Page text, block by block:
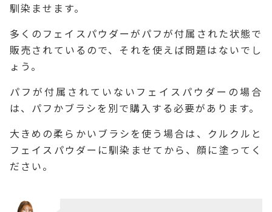
馴染ませます。
多くのフェイスパウダーがパフが付属された状態で
販売されているので、それを使えば問題はないでし
ょう。
パフが付属されていないフェイスパウダーの場合
は、パフかブラシを別で購入する必要があります。
大きめの柔らかいブラシを使う場合は、クルクルと
フェイスパウダーに馴染ませてから、顔に塗ってく
ださい。